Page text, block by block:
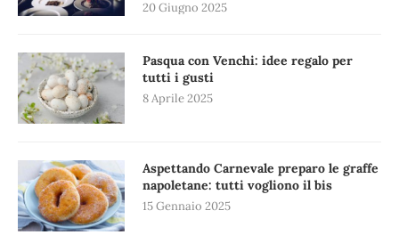
20 Giugno 2025
Pasqua con Venchi: idee regalo per
tutti i gusti
8 Aprile 2025
Aspettando Carnevale preparo le graffe
napoletane: tutti vogliono il bis
15 Gennaio 2025